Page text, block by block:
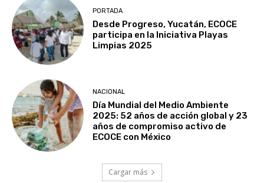
PORTADA
Desde Progreso, Yucatán, ECOCE
participa en la Iniciativa Playas
Limpias 2025
NACIONAL
Día Mundial del Medio Ambiente
2025: 52 años de acción global y 23
años de compromiso activo de
ECOCE con México
Cargar más